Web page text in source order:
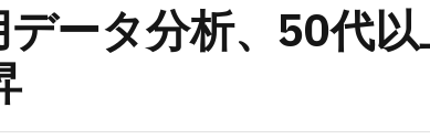
データ分析、50代